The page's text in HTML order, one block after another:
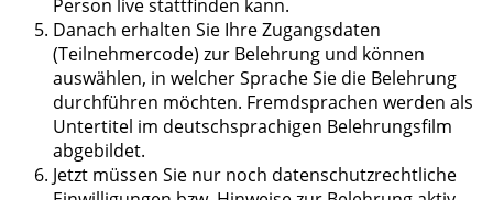
Person live stattfinden kann.
Danach erhalten Sie Ihre Zugangsdaten
(Teilnehmercode) zur Belehrung und können
auswählen, in welcher Sprache Sie die Belehrung
durchführen möchten. Fremdsprachen werden als
Untertitel im deutschsprachigen Belehrungsfilm
abgebildet.
Jetzt müssen Sie nur noch datenschutzrechtliche